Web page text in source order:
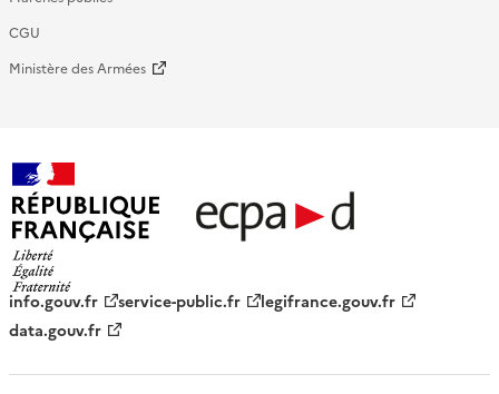
CGU
Ministère des Armées
française - ECPAD
info.gouv.fr service-public.fr
legifrance.gouv.fr
data.gouv.fr